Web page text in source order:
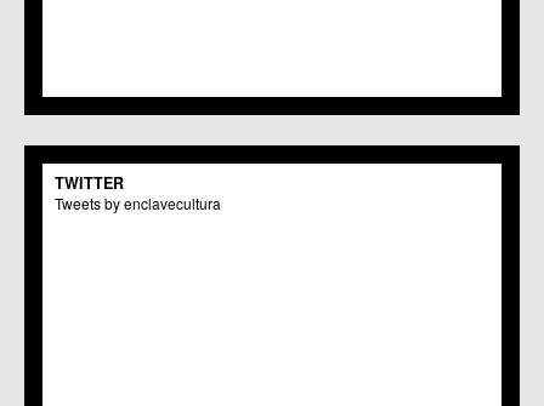
TWITTER
Tweets by enclavecultura